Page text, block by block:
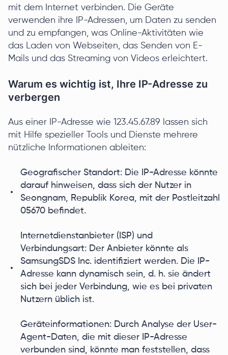
mit dem Internet verbinden. Die Geräte
verwenden ihre IP-Adressen, um Daten zu senden
und zu empfangen, was Online-Aktivitäten wie
das Laden von Webseiten, das Senden von E-
Mails und das Streaming von Videos erleichtert.
Warum es wichtig ist, Ihre IP-Adresse zu
verbergen
Aus einer IP-Adresse wie 123.45.67.89 lassen sich
mit Hilfe spezieller Tools und Dienste mehrere
nützliche Informationen ableiten:
Geografischer Standort: Die IP-Adresse könnte
darauf hinweisen, dass sich der Nutzer in
Seongnam, Republik Korea, mit der Postleitzahl
05670 befindet.
Internetdienstanbieter (ISP) und
Verbindungsart: Der Anbieter könnte als
SamsungSDS Inc. identifiziert werden. Die IP-
Adresse kann dynamisch sein, d. h. sie ändert
sich bei jeder Verbindung, wie es bei privaten
Nutzern üblich ist.
Geräteinformationen: Durch Analyse der User-
Agent-Daten, die mit dieser IP-Adresse
verbunden sind, könnte man feststellen, dass